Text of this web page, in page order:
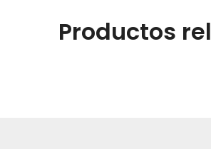
Productos